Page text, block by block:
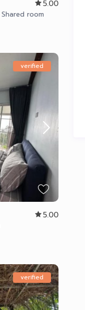
5.00
Shared room
verified
5.00
verified